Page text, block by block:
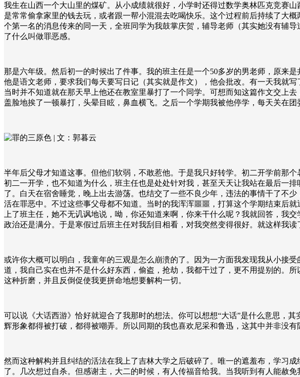
我生在山西一个大山里的煤矿。从小成绩就很好，小学时还得过数学奥林匹克竞赛
是常常偷拿家里的钱去玩，或者跟一帮小混混去吃喝快乐。这个过程前后持续了大
个第一名的消息传来的同一天，全班同学为我鼓掌庆贺，辅导老师（其实她没有辅
了什么叫做罪恶感。
那是六年级。然后初一的时候出了件事。我的班主任是一个50多岁的男老师，原来是
他是语文老师，要求我们每天要写日记（其实就是作文），他会批改。有一天我就
当时并不知道就在那天早上他还在教室里暴打了一个同学。可想而知这篇作文交上
盖脸地挨了一顿暴打，头晕目眩，鼻血横飞。之后一个学期我被他停学，每天关在
半年后父母才知道这事。但他们软弱，不敢惹他。于是我只好转学。初二开学前那
初二一开学，也不知道为什么，班主任也是处处针对我，甚至天天让我站在最后一
了。白天在宿舍睡觉，晚上出去游荡。也结交了一些不良少年，违法的事情干了不
活在罪恶中。不过这些事父母都不知道。当时的我浑浑噩噩，打算这个学期结束后
上了班主任，她不无讥讽地说，呦，你还知道来啊，你来干什么呢？我就回答，我
政治还是满分。于是寒假过后班主任对我刮目相看，对我突然变得很好。就这样我读
或许你大概可以明白，我童年的三观是怎么崩溃的了。因为一方面我发现我从小接
道，我自己实在也并不是什么好东西，偷盗，抢劫，我都干过了，更不用提别的。
这种折磨，并且反倒促使我更拼命地想要解构一切。
可以说《大话西游》恰好就迎合了我那时的想法。你可以想想“大话”是什么意思，
辉形象都得被打破，都得被嘲弄。所以同期的我也喜欢尼采和鲁迅，这其中并非没有
然而这种解构并且纠结的活法在我上了吉林大学之后破碎了。唯一的遮羞布，学习
了。几次想过自杀。但感谢主，大二的时候，有人传福音给我。当我听到有人能赦